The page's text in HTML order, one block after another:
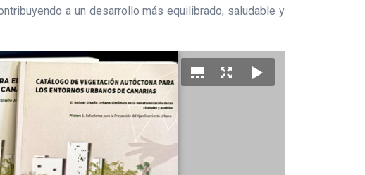
a un desarrollo más equilibrado, saludable y